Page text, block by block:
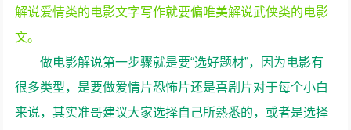
解说爱情类的电影文字写作就要偏唯美解说武侠类的电影
文。
做电影解说第一步骤就是要“选好题材”，因为电影有
很多类型，是要做爱情片恐怖片还是喜剧片对于每个小白
来说，其实准哥建议大家选择自己所熟悉的，或者是选择